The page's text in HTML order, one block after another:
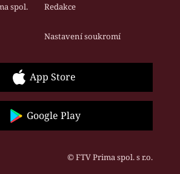
spol.
Redakce
Nastavení soukromí
App Store
Google Play
© FTV Prima spol. s r.o.